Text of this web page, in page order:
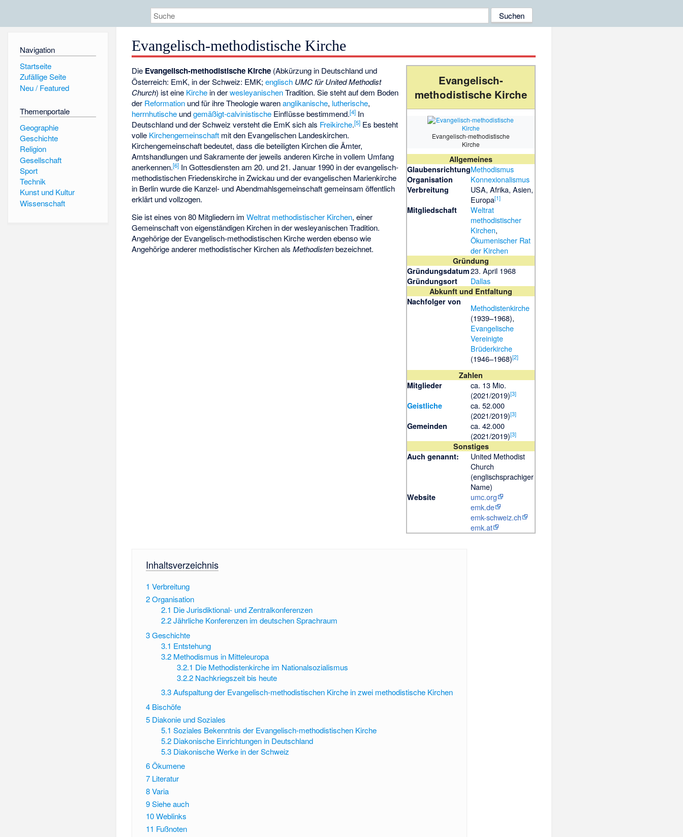
Navigation
Startseite
Zufällige Seite
Neu / Featured
Themenportale
Geographie
Geschichte
Religion
Gesellschaft
Sport
Technik
Kunst und Kultur
Wissenschaft
Evangelisch-methodistische Kirche
Evangelisch-
methodistische Kirche
Evangelisch-methodistische
Kirche
Allgemeines
GlaubensrichtungMethodismus
Organisation Konnexionalismus
Verbreitung
USA, Afrika, Asien,
Europa[1]
Mitgliedschaft
Weltrat
methodistischer
Kirchen,
Ökumenischer Rat
der Kirchen
Gründung
Gründungsdatum23. April 1968
Gründungsort Dallas
Abkunft und Entfaltung
Nachfolger von
Methodistenkirche
(1939–1968),
Evangelische
Vereinigte
Brüderkirche
(1946–1968)[2]
Zahlen
Mitglieder
ca. 13 Mio.
(2021/2019)[3]
Geistliche
ca. 52.000
(2021/2019)[3]
Gemeinden
ca. 42.000
(2021/2019)[3]
Sonstiges
Auch genannt:
United Methodist
Church
(englischsprachiger
Name)
Website
umc.org
emk.de
emk-schweiz.ch
emk.at
Die Evangelisch-methodistische Kirche (Abkürzung in Deutschland und
Österreich: EmK, in der Schweiz: EMK;englisch UMC fürUnited Methodist
Church) ist eine Kirche in derwesleyanischenTradition. Sie steht auf dem Boden
der Reformation und für ihre Theologie warenanglikanische, lutherische,
herrnhutische undgemäßigt-calvinistische Einflüsse bestimmend.[4] In
Deutschland und der Schweiz versteht die EmK sich als Freikirche.[5] Es besteht
volle Kirchengemeinschaft mit den Evangelischen Landeskirchen.
Kirchengemeinschaft bedeutet, dass die beteiligten Kirchen die Ämter,
Amtshandlungen und Sakramente der jeweils anderen Kirche in vollem Umfang
anerkennen.[6] In Gottesdiensten am 20. und 21. Januar 1990 in der evangelisch-
methodistischen Friedenskirche in Zwickau und der evangelischen Marienkirche
in Berlin wurde die Kanzel- und Abendmahlsgemeinschaft gemeinsam öffentlich
erklärt und vollzogen.
Sie ist eines von 80 Mitgliedern imWeltrat methodistischer Kirchen, einer
Gemeinschaft von eigenständigen Kirchen in der wesleyanischen Tradition.
Angehörige der Evangelisch-methodistischen Kirche werden ebenso wie
Angehörige anderer methodistischer Kirchen alsMethodistenbezeichnet.
Inhaltsverzeichnis
1 Verbreitung
2Organisation
2.1 Die Jurisdiktional- und Zentralkonferenzen
2.2 Jährliche Konferenzen im deutschen Sprachraum
3Geschichte
3.1 Entstehung
3.2 Methodismus in Mitteleuropa
3.2.1 Die Methodistenkirche im Nationalsozialismus
3.2.2 Nachkriegszeit bis heute
3.3 Aufspaltung der Evangelisch-methodistischen Kirche in zwei methodistische Kirchen
4 Bischöfe
5 Diakonie und Soziales
5.1 Soziales Bekenntnis der Evangelisch-methodistischen Kirche
5.2 Diakonische Einrichtungen in Deutschland
5.3 Diakonische Werke in der Schweiz
6Ökumene
7 Literatur
8Varia
9Siehe auch
10Weblinks
11 Fußnoten